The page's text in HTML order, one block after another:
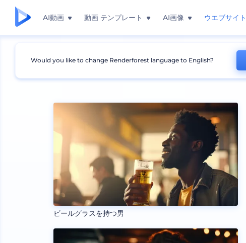
AI動画 動画 テンプレート AI画像 ウエブサイト
モックアップ 製品 ガラスのモックアップ
ビールグラスを持つ男
Would you like to change Renderforest language to English?